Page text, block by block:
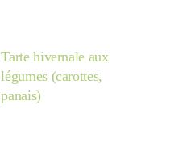
Tarte hivernale aux
légumes (carottes,
panais)